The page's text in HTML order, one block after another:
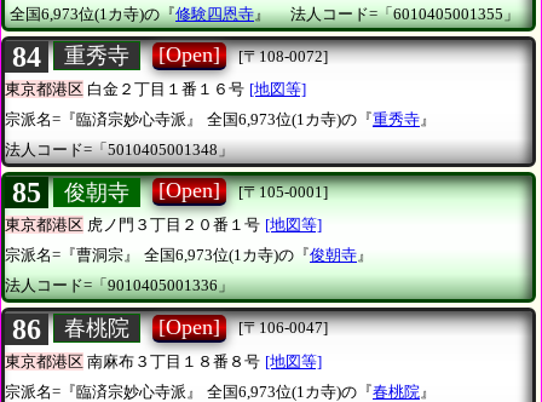
全国6,973位(1カ寺)の『修験四恩寺』 法人コード=「6010405001355」
84 重秀寺 [Open]
[〒108-0072]
東京都港区 白金２丁目１番１６号 [地図等]
宗派名=『臨済宗妙心寺派』
全国6,973位(1カ寺)の『重秀寺 』
法人コード=「5010405001348」
85 俊朝寺 [Open]
[〒105-0001]
東京都港区 虎ノ門３丁目２０番１号 [地図等]
宗派名=『曹洞宗』
全国6,973位(1カ寺)の『俊朝寺』
法人コード=「9010405001336」
86 春桃院 [Open]
[〒106-0047]
東京都港区 南麻布３丁目１８番８号 [地図等]
宗派名=『臨済宗妙心寺派』
全国6,973位(1カ寺)の『春桃院 』